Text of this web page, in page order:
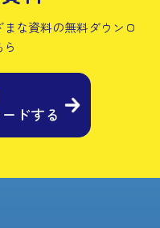
な資料の無料ダウンロ
ドする